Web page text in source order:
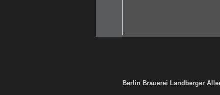
Berlin Brauerei Landberger